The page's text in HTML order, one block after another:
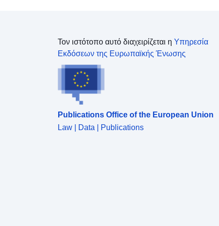
Τον ιστότοπο αυτό διαχειρίζεται η Υπηρεσία
Εκδόσεων της Ευρωπαϊκής Ένωσης
Publications Office of the European Union
Law | Data | Publications